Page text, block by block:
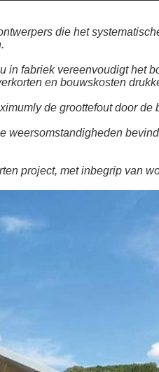
die het
in fabriek vereenvoudigt het
en bouwskosten
de groottefout door
weersomstandigheden
project, met inbegrip van